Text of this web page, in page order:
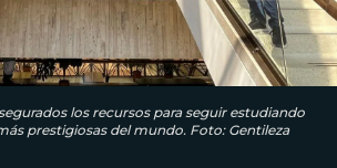
los recursos para seguir estudiando
prestigiosas del mundo. Foto: Gentileza